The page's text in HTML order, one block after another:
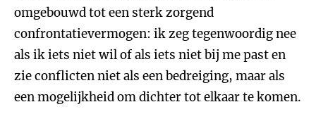
omgebouwd tot een sterk zorgend
confrontatievermogen: ik zeg tegenwoordig nee
als ik iets niet wil of als iets niet bij me past en
zie conflicten niet als een bedreiging, maar als
een mogelijkheid om dichter tot elkaar te komen.